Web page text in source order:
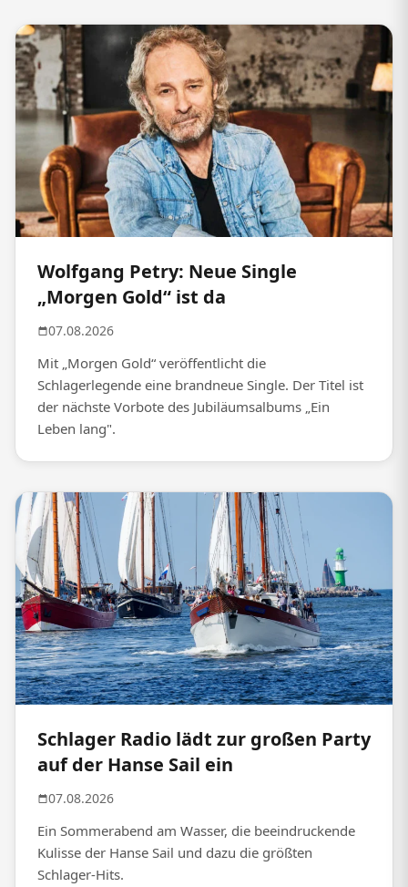
Wolfgang Petry: Neue Single
„Morgen Gold“ ist da
07.08.2026
Mit „Morgen Gold“ veröffentlicht die
Schlagerlegende eine brandneue Single. Der Titel ist
der nächste Vorbote des Jubiläumsalbums „Ein
Leben lang".
Schlager Radio lädt zur großen Party
auf der Hanse Sail ein
07.08.2026
Ein Sommerabend am Wasser, die beeindruckende
Kulisse der Hanse Sail und dazu die größten
Schlager-Hits.